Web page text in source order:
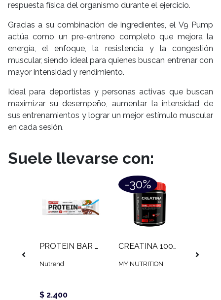
respuesta física del organismo durante el ejercicio.
Gracias a su combinación de ingredientes, el V9 Pump
actúa como un pre-entreno completo que mejora la
energía, el enfoque, la resistencia y la congestión
muscular, siendo ideal para quienes buscan entrenar con
mayor intensidad y rendimiento.
Ideal para deportistas y personas activas que buscan
maximizar su desempeño, aumentar la intensidad de
sus entrenamientos y lograr un mejor estímulo muscular
en cada sesión.
Suele llevarse con:
PROTEIN BAR NUTREND (55 GR)
Nutrend
$ 2.400
-30%
CREATINA 100% MONOHIDRATADA MY NUTRITION (300 GR)
MY NUTRITION